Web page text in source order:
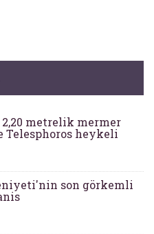
metrelik mermer
Telesphoros heykeli
son görkemli